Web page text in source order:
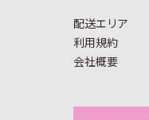
配送エリア
利用規約
会社概要